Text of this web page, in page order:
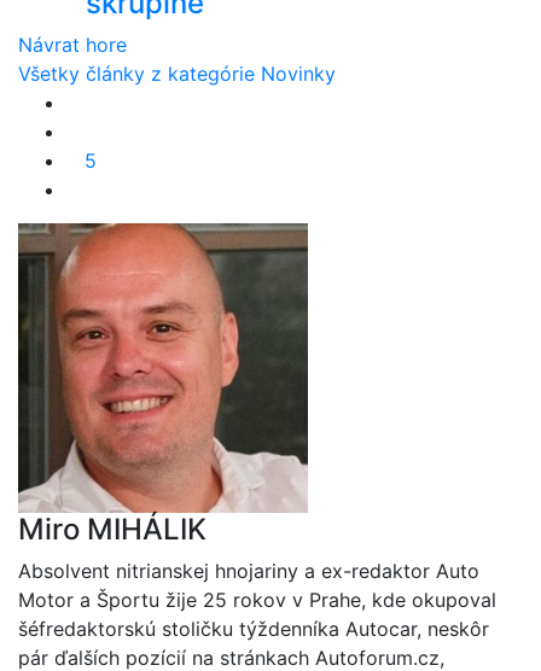
Návrat hore
Všetky články z kategórie Novinky
5
Miro MIHÁLIK
Absolvent nitrianskej hnojariny a ex-redaktor Auto
Motor a Športu žije 25 rokov v Prahe, kde okupoval
šéfredaktorskú stoličku týždenníka Autocar, neskôr
pár ďalších pozícií na stránkach Autoforum.cz,